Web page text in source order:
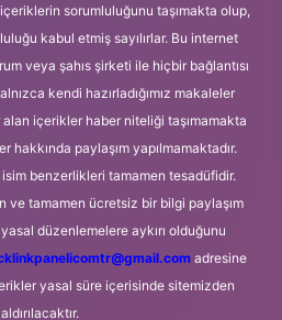
sorumluluğunu taşımakta olup,
kabul etmiş sayılırlar. Bu internet
veya şahıs şirketi ile hiçbir bağlantısı
kendi hazırladığımız makaleler
alan içerikler haber niteliği taşımamakta
paylaşım yapılmamaktadır.
benzerlikleri tamamen tesadüfidir.
ve tamamen ücretsiz bir bilgi paylaşım
düzenlemelere aykırı olduğunu
adresine
yasal süre içerisinde sitemizden